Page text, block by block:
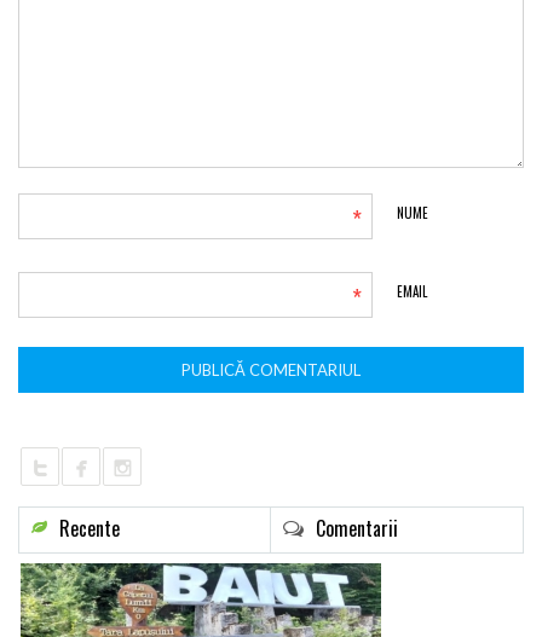
NUME
*
EMAIL
*
Recente Comentarii